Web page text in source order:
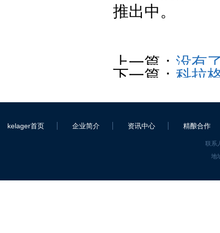
推出中。
上一篇： 没有
下一篇： 科拉
kelager首页 企业简介 资讯中心 精酿合作
联系
地